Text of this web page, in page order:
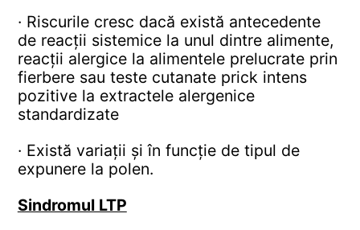
· Riscurile cresc dacă există antecedente
de reacții sistemice la unul dintre alimente,
reacții alergice la alimentele prelucrate prin
fierbere sau teste cutanate prick intens
pozitive la extractele alergenice
standardizate
· Există variații și în funcție de tipul de
expunere la polen.
Sindromul LTP